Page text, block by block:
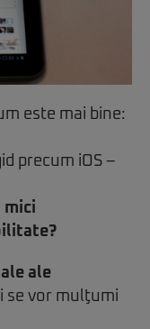
este mai bine:
precum iOS –
mici
ale
se vor mulţumi